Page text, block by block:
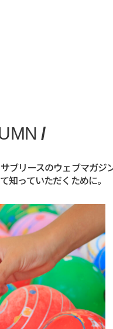
/
ブリースのウェブマガジン
知っていただくために。